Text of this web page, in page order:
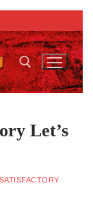
Let’s
SATISFACTORY